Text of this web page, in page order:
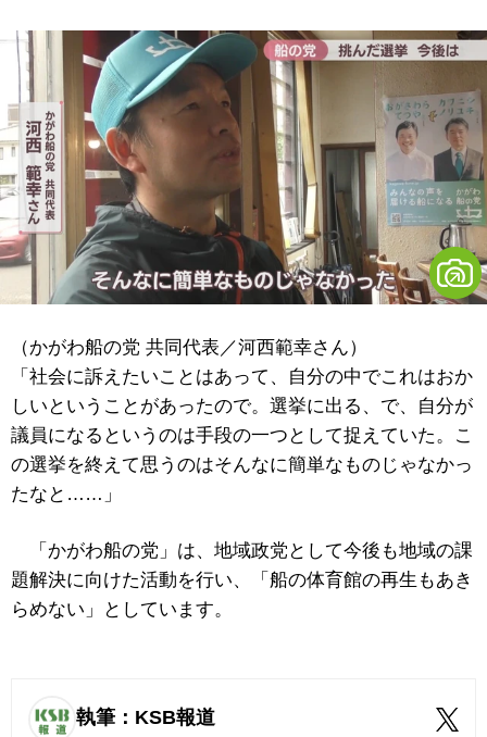
（かがわ船の党 共同代表／河西範幸さん）
「社会に訴えたいことはあって、自分の中でこれはおか
しいということがあったので。選挙に出る、で、自分が
議員になるというのは手段の一つとして捉えていた。こ
の選挙を終えて思うのはそんなに簡単なものじゃなかっ
たなと……」
「かがわ船の党」は、地域政党として今後も地域の課
題解決に向けた活動を行い、「船の体育館の再生もあき
らめない」としています。
執筆：KSB報道